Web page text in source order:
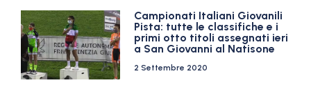
Campionati Italiani Giovanili
Pista: tutte le classifiche e i
primi otto titoli assegnati ieri
a San Giovanni al Natisone
2 Settembre 2020